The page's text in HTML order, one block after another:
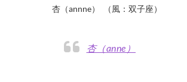
杏（annne） （風：双子座）
杏（anne）